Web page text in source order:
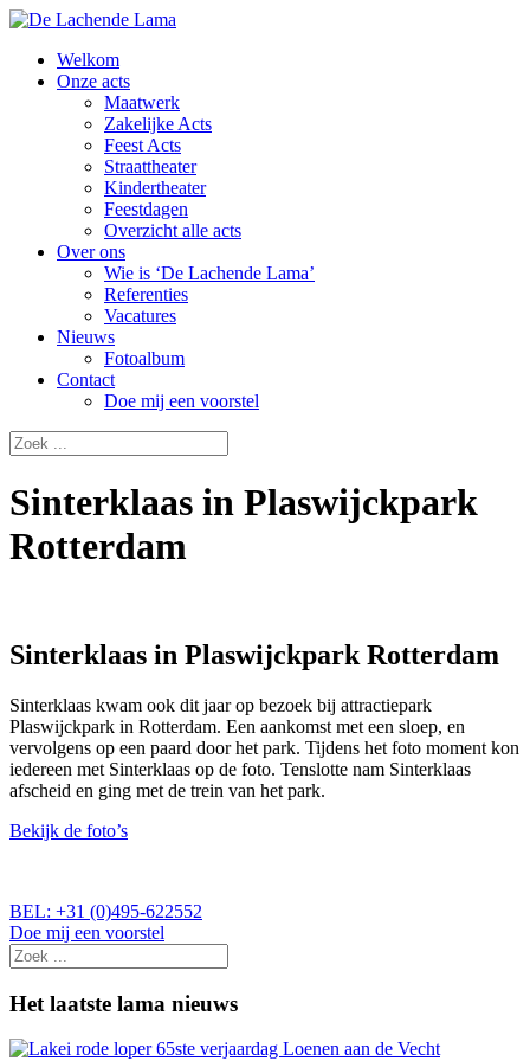
Welkom
Onze acts
Maatwerk
Zakelijke Acts
Feest Acts
Straattheater
Kindertheater
Feestdagen
Overzicht alle acts
Over ons
Wie is ‘De Lachende Lama’
Referenties
Vacatures
Nieuws
Fotoalbum
Contact
Doe mij een voorstel
Sinterklaas in Plaswijckpark
Rotterdam
Sinterklaas in Plaswijckpark Rotterdam
Sinterklaas kwam ook dit jaar op bezoek bij attractiepark
Plaswijckpark in Rotterdam. Een aankomst met een sloep, en
vervolgens op een paard door het park. Tijdens het foto moment kon
iedereen met Sinterklaas op de foto. Tenslotte nam Sinterklaas
afscheid en ging met de trein van het park.
Bekijk de foto’s
BEL: +31 (0)495-622552
Doe mij een voorstel
Het laatste lama nieuws